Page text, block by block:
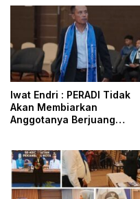
Iwat Endri : PERADI Tidak
Akan Membiarkan
Anggotanya Berjuang
Penegak Hukum